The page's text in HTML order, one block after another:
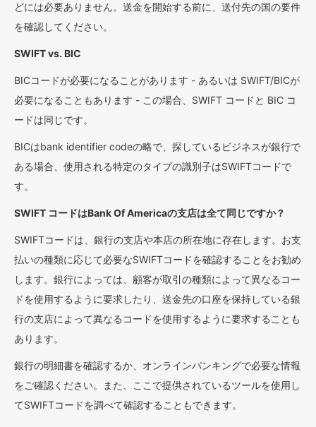
どには必要ありません。送金を開始する前に、送付先の国の要件
を確認してください。
SWIFT vs. BIC
BICコードが必要になることがあります - あるいは SWIFT/BICが
必要になることもあります - この場合、SWIFT コードと BIC コ
ードは同じです。
BICはbank identifier codeの略で、探しているビジネスが銀行で
ある場合、使用される特定のタイプの識別子はSWIFTコードで
す。
SWIFT コードはBank Of Americaの支店は全て同じですか ?
SWIFTコードは、銀行の支店や本店の所在地に存在します。お支
払いの種類に応じて必要なSWIFTコードを確認することをお勧め
します。銀行によっては、顧客が取引の種類によって異なるコー
ドを使用するように要求したり、送金先の口座を保持している銀
行の支店によって異なるコードを使用するように要求することも
あります。
銀行の明細書を確認するか、オンラインバンキングで必要な情報
をご確認ください。また、ここで提供されているツールを使用し
てSWIFTコードを調べて確認することもできます。